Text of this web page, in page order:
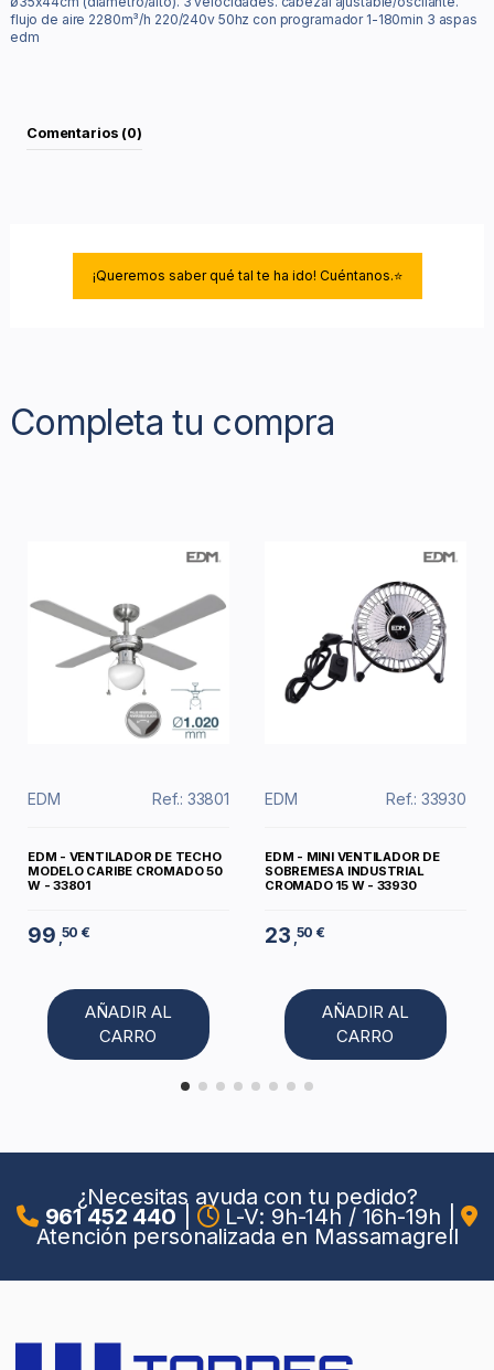
flujo de aire 2280m³/h 220/240v 50hz con programador 1-180min 3 aspas
edm
Comentarios (0)
¡Queremos saber qué tal te ha ido! Cuéntanos.⭐
Completa tu compra
EDM Ref.: 33801
EDM - VENTILADOR DE TECHO
MODELO CARIBE CROMADO 50
W - 33801
99 ,50 €
AÑADIR AL
CARRO
EDM Ref.: 33930
EDM - MINI VENTILADOR DE
SOBREMESA INDUSTRIAL
CROMADO 15 W - 33930
23 ,50 €
AÑADIR AL
CARRO
¿Necesitas ayuda con tu pedido?
961 452 440 L-V: 9h-14h / 16h-19h
Atención personalizada en Massamagrell